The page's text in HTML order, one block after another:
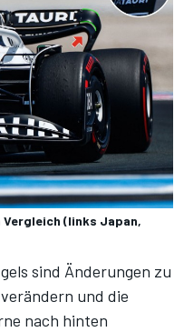
Vergleich (links Japan,
sind Änderungen zu
und die
nach hinten